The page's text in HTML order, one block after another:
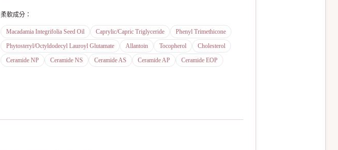
柔軟成分 ：
Macadamia Integrifolia Seed Oil Caprylic/Capric Triglyceride
Phenyl Trimethicone
Phytosteryl/Octyldodecyl Lauroyl Glutamate
Allantoin Tocopherol
Cholesterol
Ceramide NP
Ceramide NS Ceramide AS Ceramide AP Ceramide EOP